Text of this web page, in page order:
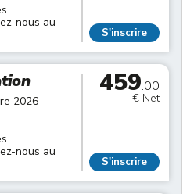
nous au
S'inscrire
2026
nous au
459.00
€ Net
S'inscrire